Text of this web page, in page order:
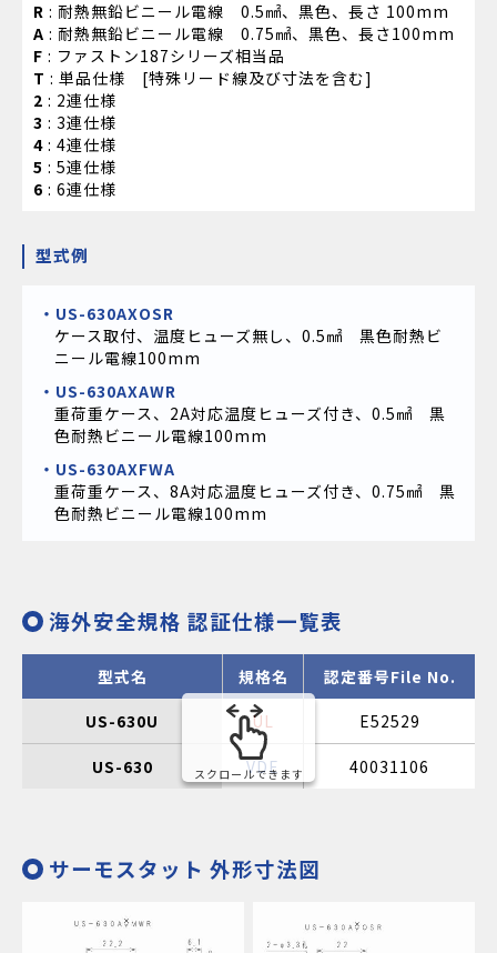
R : 耐熱無鉛ビニール電線 0.5㎟、黒色、長さ 100mm
A : 耐熱無鉛ビニール電線 0.75㎟、黒色、長さ100mm
F : ファストン187シリーズ相当品
T : 単品仕様 [特殊リード線及び寸法を含む]
2 : 2連仕様
3 : 3連仕様
4 : 4連仕様
5 : 5連仕様
6 : 6連仕様
型式例
US-630AXOSR
ケース取付、温度ヒューズ無し、0.5㎟ 黒色耐熱ビ
ニール電線100mm
US-630AXAWR
重荷重ケース、2A対応温度ヒューズ付き、0.5㎟ 黒
色耐熱ビニール電線100mm
US-630AXFWA
重荷重ケース、8A対応温度ヒューズ付き、0.75㎟ 黒
色耐熱ビニール電線100mm
海外安全規格 認証仕様一覧表
型式名 規格名 認定番号File No.
US-630U
UL E52529
US-630 VDE 40031106
スクロールできます
サーモスタット 外形寸法図